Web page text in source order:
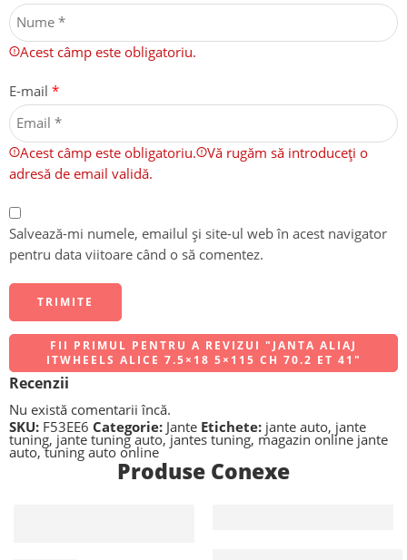
Acest câmp este obligatoriu.
E-mail *
Acest câmp este obligatoriu.
Vă rugăm să introduceți o
adresă de email validă.
Salvează-mi numele, emailul și site-ul web în acest navigator
pentru data viitoare când o să comentez.
FII PRIMUL PENTRU A REVIZUI "JANTA ALIAJ
ITWHEELS ALICE 7.5×18 5×115 CH 70.2 ET 41"
Recenzii
Nu există comentarii încă.
SKU: F53EE6 Categorie: Jante Etichete: jante auto, jante
tuning, jante tuning auto,jantes tuning, magazin online jante
auto,tuning auto online
Produse Conexe